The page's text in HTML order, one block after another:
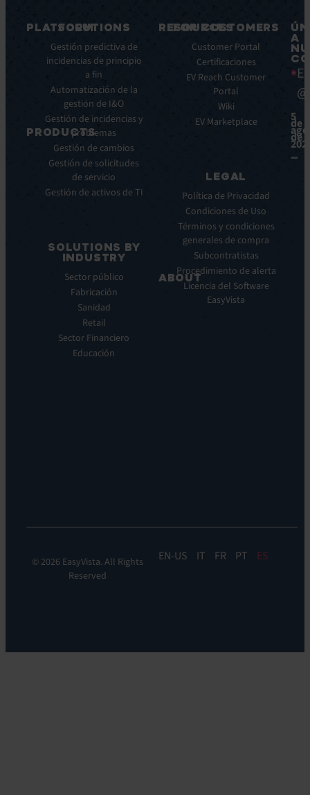
PLATFORM
Características
principales
Integraciones
PRODUCTS
ITSM:
EV
Manager
Automatización:
Orchestrate
Descubrimiento
Discovery
SOLUTIONS
Gestión predictiva de
incidencias de principio
a fin
Automatización de la
gestión de I&O
Gestión de incidencias y
problemas
Gestión de cambios
Gestión de solicitudes
de servicio
Gestión de activos de TI
SOLUTIONS BY
INDUSTRY
Sector público
Fabricación
Sanidad
Retail
Sector Financiero
Educación
RESOURCES
Ebooks
Whitepapers
Notas
prensa
ABOUT
FOR CUSTOMERS
Customer Portal
Certificaciones
EV Reach Customer
Portal
Wiki
EV Marketplace
LEGAL
Política de Privacidad
Condiciones de Uso
Términos y condiciones
generales de compra
Subcontratistas
Procedimiento de alerta
Licencia del Software
EasyVista
A
5
de
de
© 2026 EasyVista. All Rights
Reserved
EN IT FR PT ES